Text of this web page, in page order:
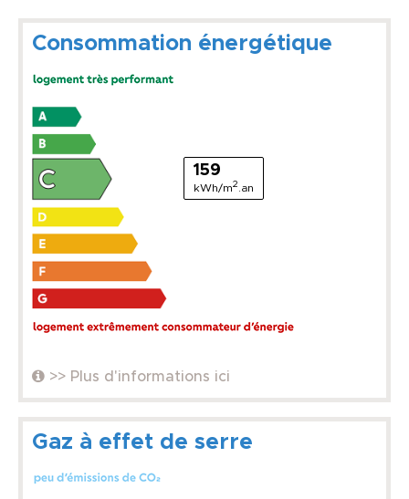
Consommation énergétique
159
kWh/m2 .an
>> Plus d'informations ici
Gaz à effet de serre